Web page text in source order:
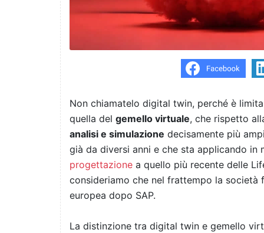
Non chiamatelo digital twin, perché è
quella del gemello virtuale, che rispetto
analisi e simulazione decisamente più
già da diversi anni e che sta applicando
progettazione a quello più recente delle
consideriamo che nel frattempo la società
europea dopo SAP.
La distinzione tra digital twin e gemello